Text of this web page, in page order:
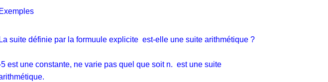
Exemples
La suite définie par la formuule explicite est-elle une suite arithmétique ?
est une constante, ne varie pas quel que soit n. est une suite